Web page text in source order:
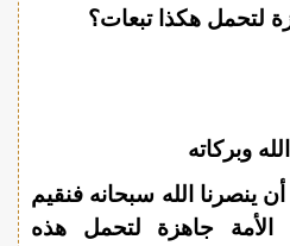
لتحمل هكذا تبعات؟
وبركاته
ينصرنا الله سبحانه فنقيم
الأمة جاهزة لتحمل هذه